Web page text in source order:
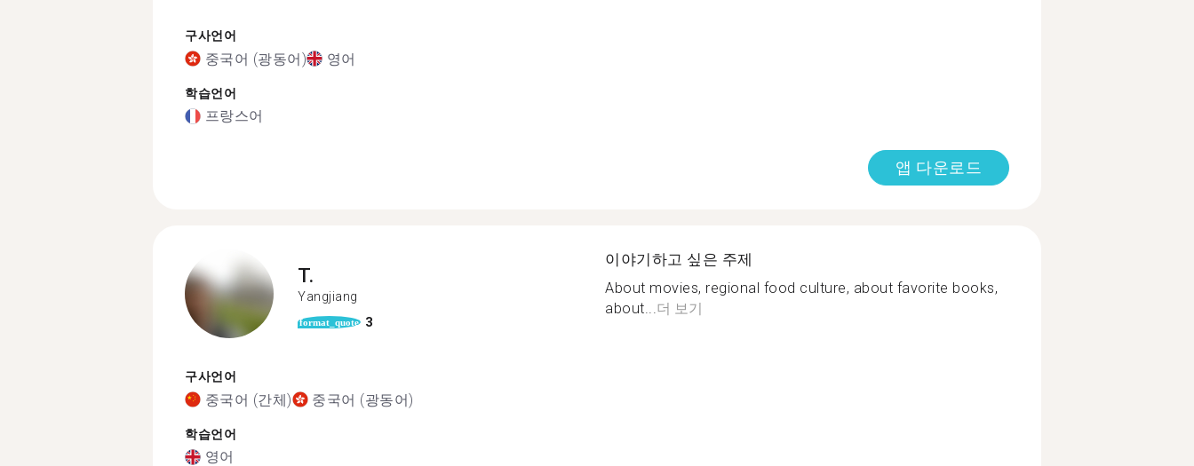
구사언어
중국어 (광동어) 영어
학습언어
프랑스어
앱 다운로드
T.
Yangjiang
format_quote 3
구사언어
중국어 (간체) 중국어 (광동어)
학습언어
영어
이야기하고 싶은 주제
About movies, regional food culture, about favorite books,
about...더 보기